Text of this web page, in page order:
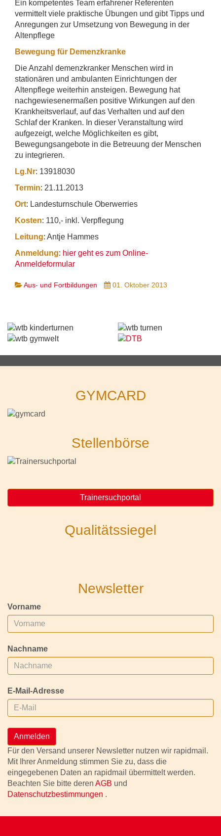
Ein kompetentes Team erfahrener Referenten
vermittelt viele praktische Übungen und gibt Tipps und
Anregungen zur Umsetzung von Bewegung in der
Altenpflege
Bewegung für Demenzkranke
Die Anzahl demenzkranker Menschen wird in
stationären und ambulanten Einrichtungen der
Altenpflege weiterhin ansteigen. Bewegung hat
nachgewiesenermaßen positive Wirkungen auf den
Krankheitsverlauf, auf das Verhalten und auf den
Schlaf der Kranken. In dieser Veranstaltung wird
aufgezeigt, welche Möglichkeiten es gibt,
Bewegungsangebote in die Betreuung der Menschen
zu integrieren.
Lg.Nr: 13918030
Termin: 21.11.2013
Ort: Landesturnschule Oberwerries
Kosten: 110,- inkl. Verpflegung
Leitung: Antje Hammes
Anmeldung: hier geht es zum Online-
Anmeldeformular
Aus- und Fortbildungen 01. Oktober 2013
GYMCARD
Stellenbörse
Trainersuchportal
Qualitätssiegel
Newsletter
Vorname
Nachname
E-Mail-Adresse
Anmelden
Für den Versand unserer Newsletter nutzen wir rapidmail.
Mit Ihrer Anmeldung stimmen Sie zu, dass die
eingegebenen Daten an rapidmail übermittelt werden.
Beachten Sie bitte deren AGB und
Datenschutzbestimmungen .